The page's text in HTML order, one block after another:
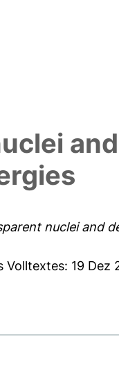
nuclei and
19 Dez